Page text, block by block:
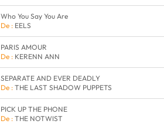
Who You Say You Are
EELS
PARIS AMOUR
KERENN ANN
SEPARATE AND EVER DEADLY
THE LAST SHADOW PUPPETS
PICK UP THE PHONE
THE NOTWIST